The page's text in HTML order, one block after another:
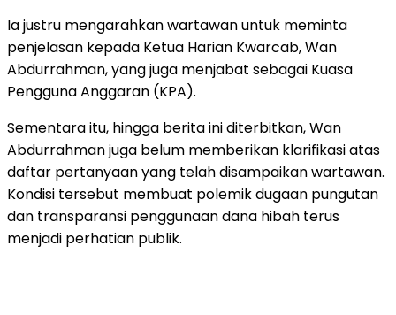
Ia justru mengarahkan wartawan untuk meminta
penjelasan kepada Ketua Harian Kwarcab, Wan
Abdurrahman, yang juga menjabat sebagai Kuasa
Pengguna Anggaran (KPA).
Sementara itu, hingga berita ini diterbitkan, Wan
Abdurrahman juga belum memberikan klarifikasi atas
daftar pertanyaan yang telah disampaikan wartawan.
Kondisi tersebut membuat polemik dugaan pungutan
dan transparansi penggunaan dana hibah terus
menjadi perhatian publik.